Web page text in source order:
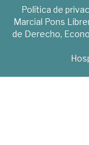
Política de
Marcial Pons
de Derecho,